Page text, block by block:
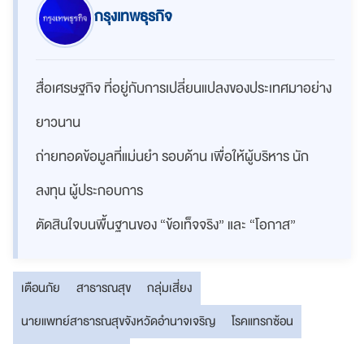
กรุงเทพธุรกิจ
สื่อเศรษฐกิจ ที่อยู่กับการเปลี่ยนแปลงของประเทศมาอย่าง
ยาวนาน
ถ่ายทอดข้อมูลที่แม่นยำ รอบด้าน เพื่อให้ผู้บริหาร นัก
ลงทุน ผู้ประกอบการ
ตัดสินใจบนพื้นฐานของ “ข้อเท็จจริง” และ “โอกาส”
เตือนภัย สาธารณสุข
กลุ่มเสี่ยง
นายแพทย์สาธารณสุขจังหวัดอำนาจเจริญ
โรคแทรกซ้อน